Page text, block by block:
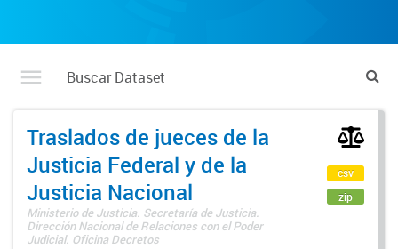
Traslados de jueces de la
Justicia Federal y de la
Justicia Nacional
Ministerio de Justicia. Secretaría de Justicia.
Dirección Nacional de Relaciones con el Poder
Judicial. Oficina Decretos
csv
zip